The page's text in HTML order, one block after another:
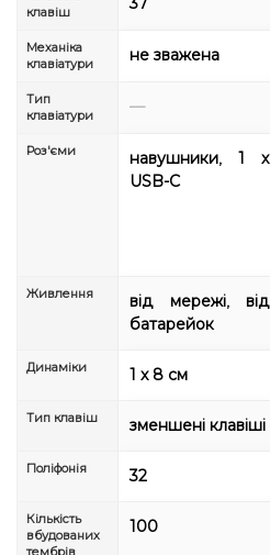
клавіш
Механіка
клавіатури
не зважена
Тип
клавіатури
—
Роз'єми навушники, 1 x
USB-C
Живлення від мережі, від
батарейок
Динаміки 1 x 8 см
Тип клавіш зменшені клавіші
Поліфонія 32
Кількість
вбудованих
тембрів
100